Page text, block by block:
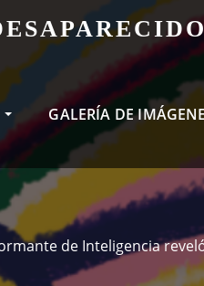
GALERÍA DE
de Inteligencia